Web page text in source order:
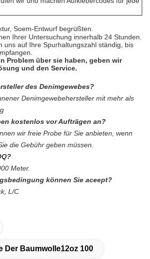
Soem-Entwurf begrüßten.
Ihrer Untersuchung innerhalb 24 Stunden.
uns auf Ihre Spurhaltungszahl ständig, bis
Problem über sie haben, geben wir
und den Service.
des Denimgewebes?
Denimgewebehersteller mit mehr als
kostenlos vor Aufträgen an?
wir freie Probe für Sie anbieten, wenn
die Gebühr geben müssen.
Meter.
können Sie aceept?
L/C
Der Baumwolle12oz 100